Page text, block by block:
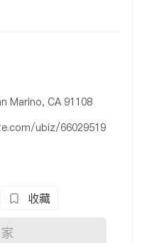
Marino, CA 91108
ubiz/66029519
收藏